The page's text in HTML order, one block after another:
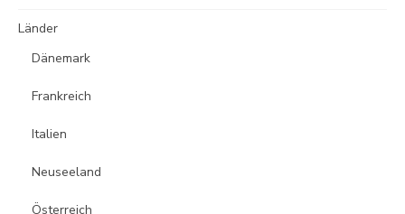
Länder
Dänemark
Frankreich
Italien
Neuseeland
Österreich